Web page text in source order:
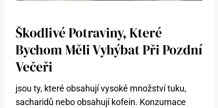
Škodlivé Potraviny, Které
Bychom Měli Vyhýbat Při Pozdní
Večeři
jsou ty, které obsahují vysoké množství tuku,
sacharidů nebo obsahují kofein. Konzumace